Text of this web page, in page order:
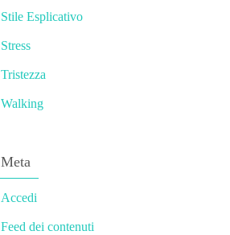
Stile Esplicativo
Stress
Tristezza
Walking
Meta
Accedi
Feed dei contenuti